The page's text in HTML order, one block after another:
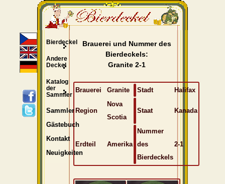
Brauerei und Nummer des
Bierdeckels:
Granite 2-1
Brauerei Granite Stadt Halifax
Region
Nova
Scotia
Staat Kanada
Erdteil Amerika
Nummer
des
Bierdeckels
2-1
Bierdeckel
Andere
Deckel
Katalog
der
Sammler
Sammler
Gästebuch
Kontakt
Neuigkeiten